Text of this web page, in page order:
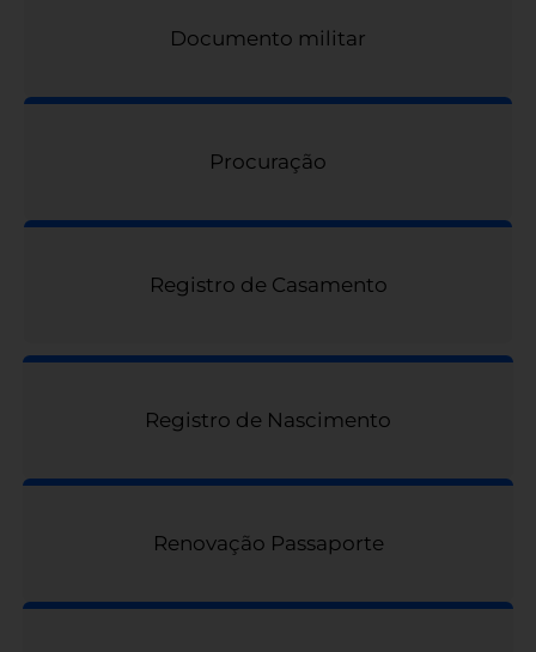
Documento militar
Procuração
Registro de Casamento
Registro de Nascimento
Renovação Passaporte